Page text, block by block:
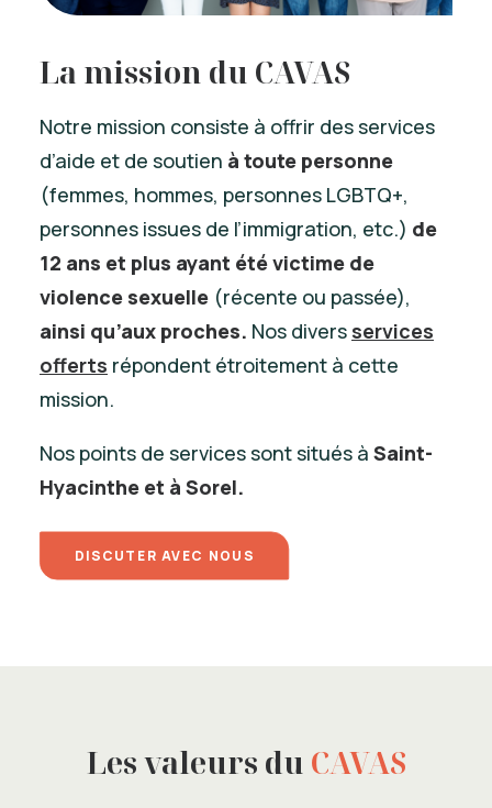
La mission du CAVAS
Notre mission consiste à offrir des services
d’aide et de soutien à toute personne
(femmes, hommes, personnes LGBTQ+,
personnes issues de l’immigration, etc.) de
12 ans et plus ayant été victime de
violence sexuelle (récente ou passée),
ainsi qu’aux proches. Nos divers services
offerts répondent étroitement à cette
mission.
Nos points de services sont situés à Saint-
Hyacinthe et à Sorel.
DISCUTER AVEC NOUS
Les valeurs du CAVAS